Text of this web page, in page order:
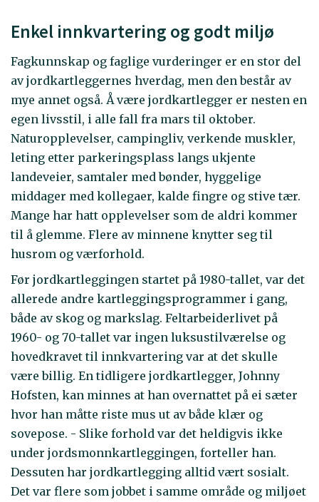
Enkel innkvartering og godt miljø
Fagkunnskap og faglige vurderinger er en stor del
av jordkartleggernes hverdag, men den består av
mye annet også. Å være jordkartlegger er nesten en
egen livsstil, i alle fall fra mars til oktober.
Naturopplevelser, campingliv, verkende muskler,
leting etter parkeringsplass langs ukjente
landeveier, samtaler med bønder, hyggelige
middager med kollegaer, kalde fingre og stive tær.
Mange har hatt opplevelser som de aldri kommer
til å glemme. Flere av minnene knytter seg til
husrom og værforhold.
Før jordkartleggingen startet på 1980-tallet, var det
allerede andre kartleggingsprogrammer i gang,
både av skog og markslag. Feltarbeiderlivet på
1960- og 70-tallet var ingen luksustilværelse og
hovedkravet til innkvartering var at det skulle
være billig. En tidligere jordkartlegger, Johnny
Hofsten, kan minnes at han overnattet på ei sæter
hvor han måtte riste mus ut av både klær og
sovepose. - Slike forhold var det heldigvis ikke
under jordsmonnkartleggingen, forteller han.
Dessuten har jordkartlegging alltid vært sosialt.
Det var flere som jobbet i samme område og miljøet